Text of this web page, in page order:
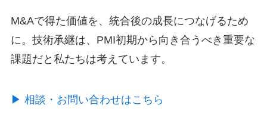
M&Aで得た価値を、統合後の成長につなげるため
に。技術承継は、PMI初期から向き合うべき重要な
課題だと私たちは考えています。
▶︎ 相談・お問い合わせはこちら